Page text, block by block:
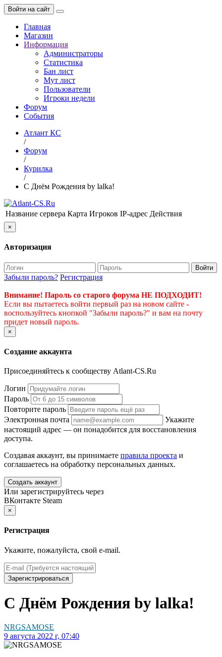
Войти на сайт
Главная
Магазин
Информация
Администраторы
Статистика
Бан лист
Мут лист
Пользователи
Игроки недели
Форум
События
Атлант КС
/
Форум
/
Курилка
/
С Днём Рождения by lalka!
Название сервера Карта Игроков IP-адрес Действия
×
Авторизация
Войти
Забыли пароль? Регистрация
Внимание! Пароль со старого форума НЕ ПОДХОДИТ!
Если вы пытаетесь войти первый раз на новом сайте -
воспользуйтесь кнопкой "Забыли пароль?" и вам на почту
придет новый пароль.
×
Создание аккаунта
Присоединяйтесь к сообществу Atlant-CS.Ru
Логин
Пароль
Повторите пароль
Электронная почта
Укажите
настоящий адрес — он понадобится для восстановления
доступа.
Создавая аккаунт, вы принимаете правила проекта и
соглашаетесь на обработку персональных данных.
Создать аккаунт
Или зарегистрируйтесь через
ВКонтакте Steam
×
Регистрация
Укажите, пожалуйста, свой e-mail.
Зарегистрироваться
С Днём Рождения by lalka!
NRGSAMOSE
9 августа 2022 г, 07:40